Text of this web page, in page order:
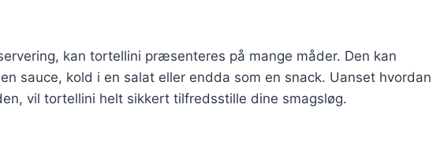
kan tortellini præsenteres på mange måder. Den kan
sauce, kold i en salat eller endda som en snack. Uanset hvordan
vil tortellini helt sikkert tilfredsstille dine smagsløg.